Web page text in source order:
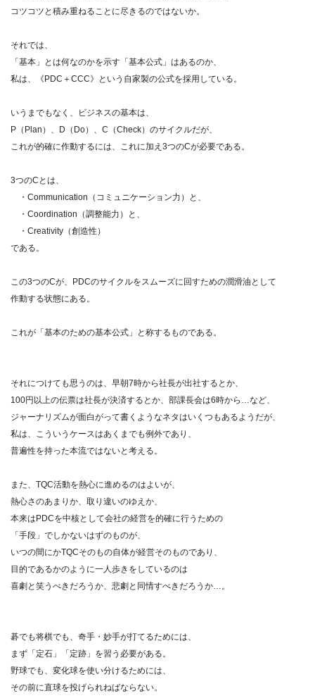
コツコツと積み重ねることに尽きるのではないか。
それでは、
「基本」とは何なのかを示す「基本公式」はあるのか、
私は、《PDC＋CCC》という自家製の公式を採用している。
いうまでもなく、ビジネスの基本は、
P（Plan）、D（Do）、C（Check）のサイクルだが、
これが的確に作動するには、これに加え3つのCが必要である。
3つのCとは、
・Communication（コミュニケーション力）と、
・Coordination（調整能力）と、
・Creativity（創造性）
である。
この3つのCが、PDCのサイクルをスムーズに回すための潤滑油として
作動する状態にある。
これが「基本のための基本公式」と称するものである。
それにつけても思うのは、早朝7時から社長が出社するとか、
100円以上の伝票は社長が決済するとか、部課長会は6時から…など、
ジャーナリズムが面白がって書くようなネタはいくつもあるようだが、
私は、こういうケースはあくまでも例外であり、
普遍性を持った本流ではないと考える。
また、TQC活動を熱心に進めるのはよいが、
熱心さのあまりか、取り違いのゆえか、
本来はPDCを中核として会社の経営を的確に行うための
「手段」でしかないはずのものが、
いつの間にかTQCそのもの自体が経営そのものであり、
目的であるかのように一人歩きをしているのは
喜劇と笑うべきだろうか、悲劇と同情すべきだろうか…。
碁でも将棋でも、奇手・妙手が打てるためには、
まず「定石」「定跡」を習う必要がある。
野球でも、変化球を使い分けるためには、
その前に直球を投げられねばならない。